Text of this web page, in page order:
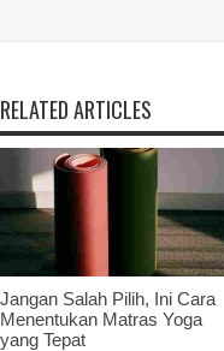
RELATED ARTICLES
Jangan Salah Pilih, Ini Cara
Menentukan Matras Yoga
yang Tepat